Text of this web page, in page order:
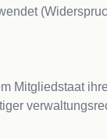
Mitgliedstaat